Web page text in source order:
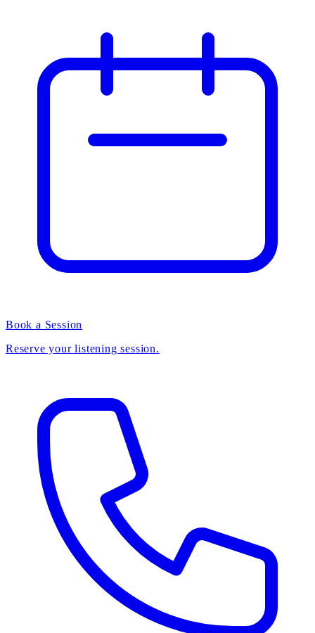
Book a Session
Reserve your listening session.